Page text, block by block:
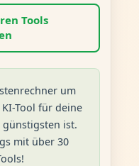
Tools
um
Tool für deine
ist.
mit über 30